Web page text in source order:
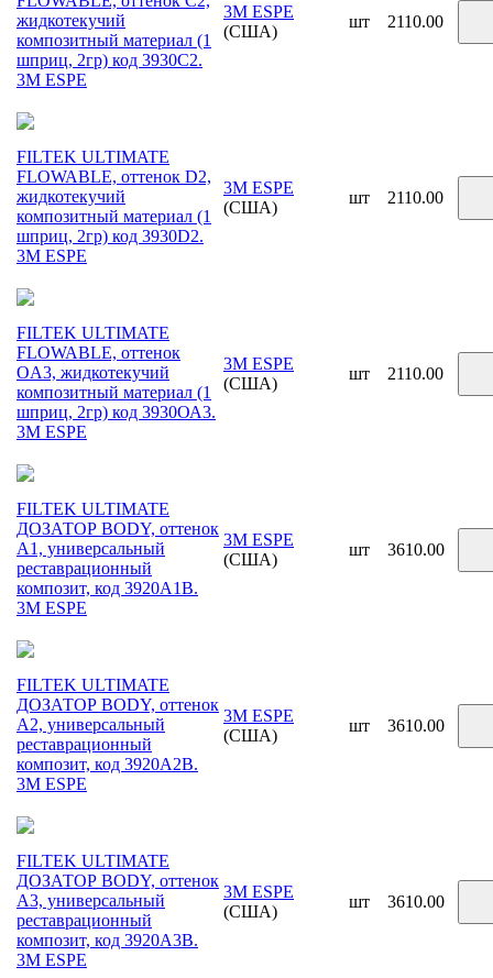
жидкотекучий
композитный материал (1
шприц, 2гр) код 3930C2.
3М ESPE
3M ESPE
(США)
шт 2110.00
FILTEK ULTIMATE
FLOWABLE, оттенок D2,
жидкотекучий
композитный материал (1
шприц, 2гр) код 3930D2.
3М ESPE
3M ESPE
(США)
шт 2110.00
FILTEK ULTIMATE
FLOWABLE, оттенок
OA3, жидкотекучий
композитный материал (1
шприц, 2гр) код 3930ОА3.
3М ESPE
3M ESPE
(США)
шт 2110.00
FILTEK ULTIMATE
ДОЗАТОР BODY, оттенок
A1, универсальный
реставрационный
композит, код 3920A1B.
3М ESPE
3M ESPE
(США)
шт 3610.00
FILTEK ULTIMATE
ДОЗАТОР BODY, оттенок
A2, универсальный
реставрационный
композит, код 3920A2B.
3М ESPE
3M ESPE
(США)
шт 3610.00
FILTEK ULTIMATE
ДОЗАТОР BODY, оттенок
A3, универсальный
реставрационный
композит, код 3920A3B.
3М ESPE
3M ESPE
(США)
шт 3610.00